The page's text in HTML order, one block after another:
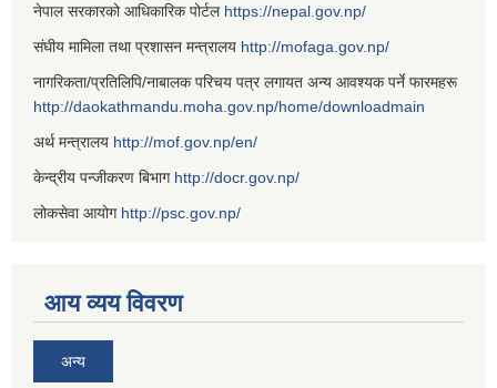
नेपाल सरकारको आधिकारिक पोर्टल https://nepal.gov.np/
संघीय मामिला तथा प्रशासन मन्त्रालय http://mofaga.gov.np/
नागरिकता/प्रतिलिपि/नाबालक परिचय पत्र लगायत अन्य आवश्यक पर्ने फारमहरू
http://daokathmandu.moha.gov.np/home/downloadmain
अर्थ मन्त्रालय http://mof.gov.np/en/
केन्द्रीय पन्जीकरण बिभाग http://docr.gov.np/
लोकसेवा आयोग http://psc.gov.np/
आय व्यय विवरण
अन्य